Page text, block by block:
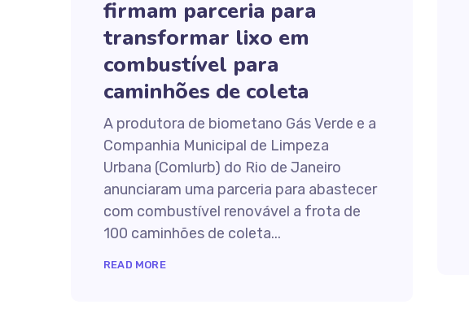
firmam parceria para
transformar lixo em
combustível para
caminhões de coleta
A produtora de biometano Gás Verde e a
Companhia Municipal de Limpeza
Urbana (Comlurb) do Rio de Janeiro
anunciaram uma parceria para abastecer
com combustível renovável a frota de
100 caminhões de coleta...
READ MORE